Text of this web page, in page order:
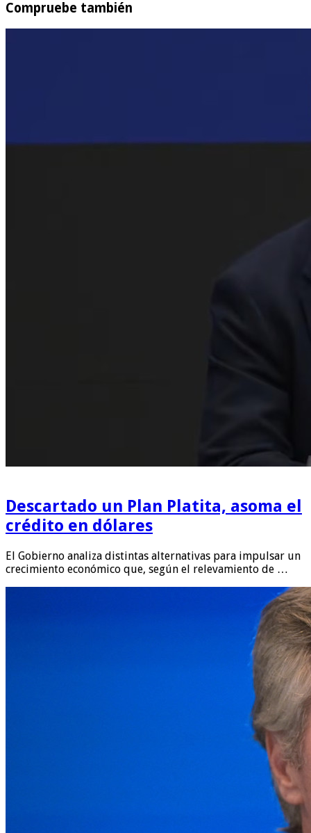
Compruebe también
Descartado un Plan Platita, asoma el
crédito en dólares
El Gobierno analiza distintas alternativas para impulsar un
crecimiento económico que, según el relevamiento de …